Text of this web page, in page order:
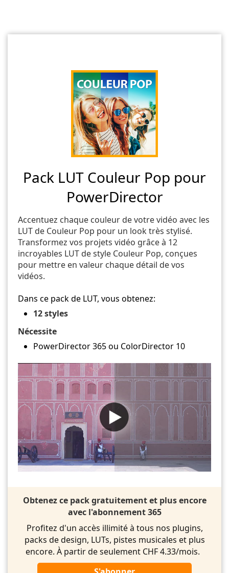
Pack LUT Couleur Pop pour
PowerDirector
Accentuez chaque couleur de votre vidéo avec les
LUT de Couleur Pop pour un look très stylisé.
Transformez vos projets vidéo grâce à 12
incroyables LUT de style Couleur Pop, conçues
pour mettre en valeur chaque détail de vos
vidéos.
Dans ce pack de LUT, vous obtenez:
12 styles
Nécessite
PowerDirector 365 ou ColorDirector 10
Obtenez ce pack gratuitement et plus encore
avec l'abonnement 365
Profitez d'un accès illimité à tous nos plugins,
packs de design, LUTs, pistes musicales et plus
encore. À partir de seulement CHF 4.33/mois.